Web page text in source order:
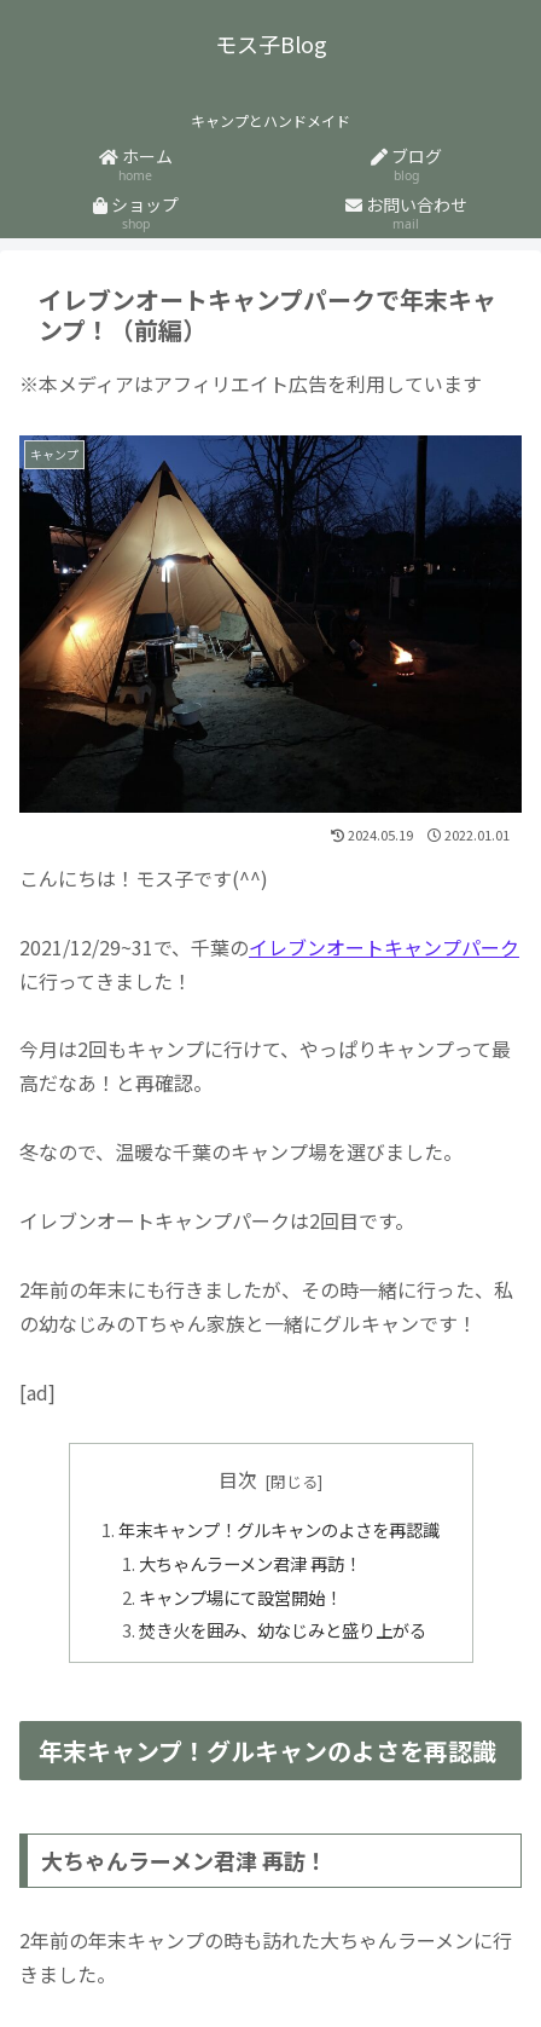
モス子Blog
キャンプとハンドメイド
ホーム
home
ブログ
blog
ショップ
shop
お問い合わせ
mail
イレブンオートキャンプパークで年末キャ
ンプ！（前編）
※本メディアはアフィリエイト広告を利用しています
キャンプ
2024.05.19 2022.01.01
こんにちは！モス子です(^^)
2021/12/29~31で、千葉のイレブンオートキャンプパーク
に行ってきました！
今月は2回もキャンプに行けて、やっぱりキャンプって最
高だなあ！と再確認。
冬なので、温暖な千葉のキャンプ場を選びました。
イレブンオートキャンプパークは2回目です。
2年前の年末にも行きましたが、その時一緒に行った、私
の幼なじみのTちゃん家族と一緒にグルキャンです！
[ad]
目次
年末キャンプ！グルキャンのよさを再認識
大ちゃんラーメン君津 再訪！
キャンプ場にて設営開始！
焚き火を囲み、幼なじみと盛り上がる
年末キャンプ！グルキャンのよさを再認識
大ちゃんラーメン君津 再訪！
2年前の年末キャンプの時も訪れた大ちゃんラーメンに行
きました。